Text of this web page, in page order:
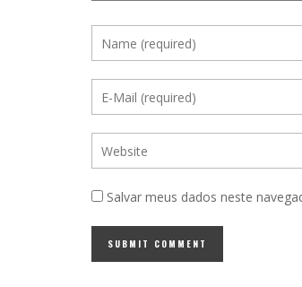
Salvar meus dados neste